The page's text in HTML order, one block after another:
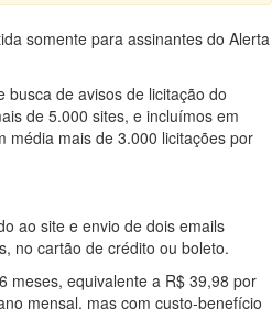
somente para assinantes do Alerta
busca de avisos de licitação do
de 5.000 sites, e incluímos em
média mais de 3.000 licitações por
ao site e envio de dois emails
no cartão de crédito ou boleto.
meses, equivalente a R$ 39,98 por
mensal, mas com custo-benefício